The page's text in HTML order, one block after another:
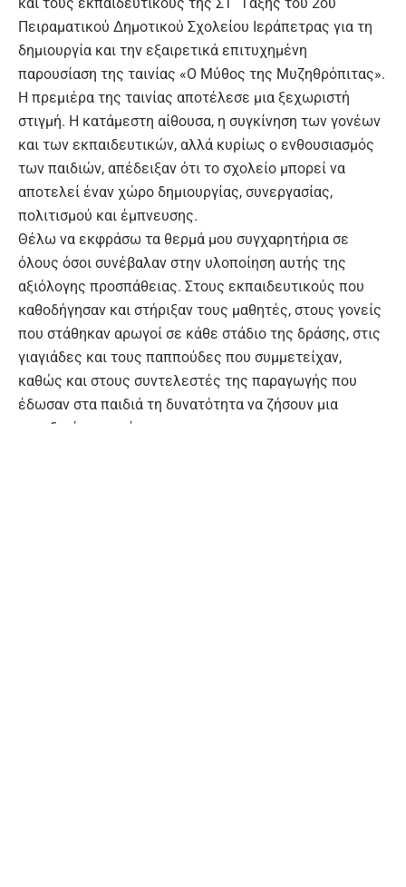
Πειραματικού Δημοτικού Σχολείου Ιεράπετρας για τη
δημιουργία και την εξαιρετικά επιτυχημένη
παρουσίαση της ταινίας «Ο Μύθος της Μυζηθρόπιτας».
Η πρεμιέρα της ταινίας αποτέλεσε μια ξεχωριστή
στιγμή. Η κατάμεστη αίθουσα, η συγκίνηση των γονέων
και των εκπαιδευτικών, αλλά κυρίως ο ενθουσιασμός
των παιδιών, απέδειξαν ότι το σχολείο μπορεί να
αποτελεί έναν χώρο δημιουργίας, συνεργασίας,
πολιτισμού και έμπνευσης.
Θέλω να εκφράσω τα θερμά μου συγχαρητήρια σε
όλους όσοι συνέβαλαν στην υλοποίηση αυτής της
αξιόλογης προσπάθειας. Στους εκπαιδευτικούς που
καθοδήγησαν και στήριξαν τους μαθητές, στους γονείς
που στάθηκαν αρωγοί σε κάθε στάδιο της δράσης, στις
γιαγιάδες και τους παππούδες που συμμετείχαν,
καθώς και στους συντελεστές της παραγωγής που
έδωσαν στα παιδιά τη δυνατότητα να ζήσουν μια
μοναδική εμπειρία.